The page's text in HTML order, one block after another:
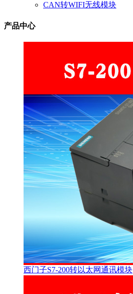
CAN转WIFI无线模块
产品中心
西门子S7-200转以太网通讯模块